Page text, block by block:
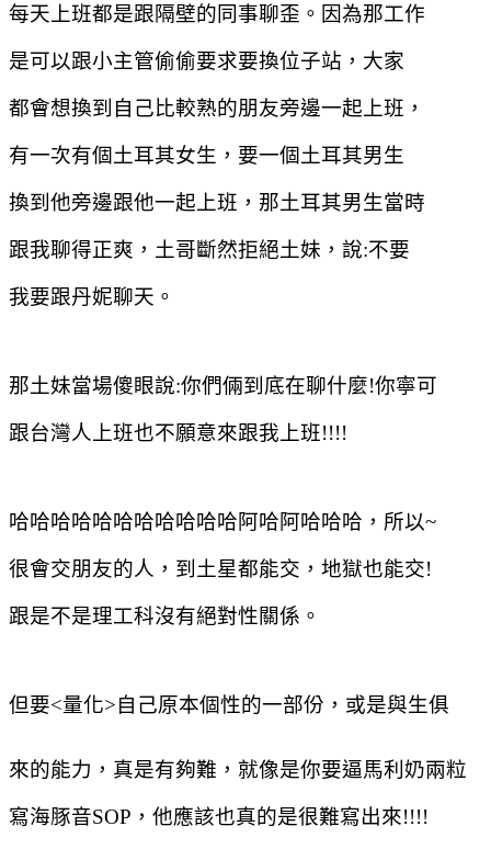
每天上班都是跟隔壁的同事聊歪。因為那工作
是可以跟小主管偷偷要求要換位子站，大家
都會想換到自己比較熟的朋友旁邊一起上班，
有一次有個土耳其女生，要一個土耳其男生
換到他旁邊跟他一起上班，那土耳其男生當時
跟我聊得正爽，土哥斷然拒絕土妹，說:不要
我要跟丹妮聊天。
那土妹當場傻眼說:你們倆到底在聊什麼!你寧可
跟台灣人上班也不願意來跟我上班!!!!
哈哈哈哈哈哈哈哈哈哈哈阿哈阿哈哈哈，所以~
很會交朋友的人，到土星都能交，地獄也能交!
跟是不是理工科沒有絕對性關係。
但要<量化>自己原本個性的一部份，或是與生俱
來的能力，真是有夠難，就像是你要逼馬利奶兩粒
寫海豚音SOP ，他應該也真的是很難寫出來!!!!